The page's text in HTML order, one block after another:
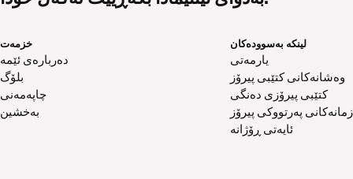
خزمەت
دەربارەی ئێمە
بلۆگ
چاپەمەنی
بەخشین
لینکە بەسوودەکان
یارمەتی
وەشانەکانی کتێبی پیرۆز
کتێبی پیرۆزی دەنگی
زمانەکانی پەرتووکی پیرۆز
ئایەتی ڕۆژانە